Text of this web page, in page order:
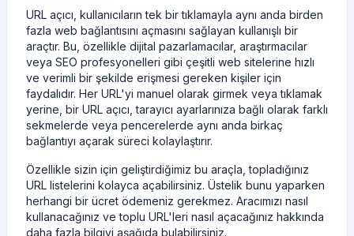
URL açıcı, kullanıcıların tek bir tıklamayla aynı anda birden
fazla web bağlantısını açmasını sağlayan kullanışlı bir
araçtır. Bu, özellikle dijital pazarlamacılar, araştırmacılar
veya SEO profesyonelleri gibi çeşitli web sitelerine hızlı
ve verimli bir şekilde erişmesi gereken kişiler için
faydalıdır. Her URL'yi manuel olarak girmek veya tıklamak
yerine, bir URL açıcı, tarayıcı ayarlarınıza bağlı olarak farklı
sekmelerde veya pencerelerde aynı anda birkaç
bağlantıyı açarak süreci kolaylaştırır.
Özellikle sizin için geliştirdiğimiz bu araçla, topladığınız
URL listelerini kolayca açabilirsiniz. Üstelik bunu yaparken
herhangi bir ücret ödemeniz gerekmez. Aracımızı nasıl
kullanacağınız ve toplu URL'leri nasıl açacağınız hakkında
daha fazla bilgiyi aşağıda bulabilirsiniz.